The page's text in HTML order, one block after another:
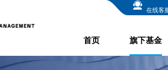
在线客
首页 旗下基金